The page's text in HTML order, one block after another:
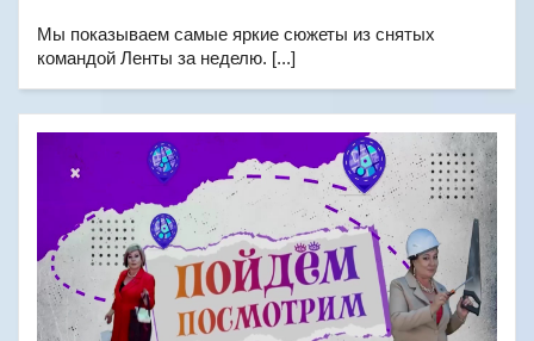
Мы показываем самые яркие сюжеты из снятых
командой Ленты за неделю. [...]